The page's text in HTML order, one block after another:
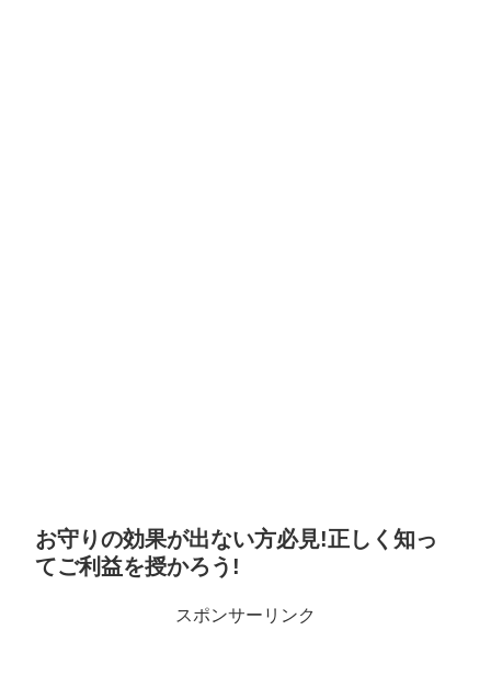
お守りの効果が出ない方必見!正しく知っ
てご利益を授かろう!
スポンサーリンク